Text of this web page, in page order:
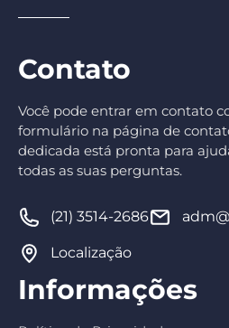
Contato
Você pode entrar em contato
formulário na página de
dedicada está pronta para
todas as suas perguntas.
(21) 3514-2686
Localização
Informações